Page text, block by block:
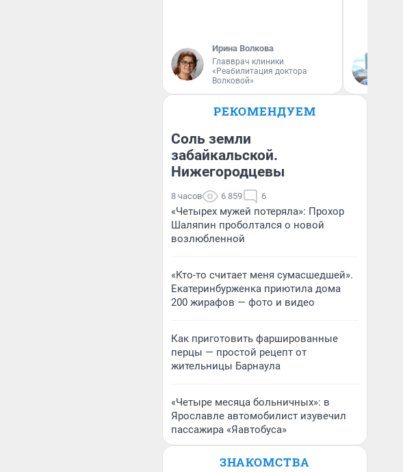
Ирина Волкова
Главврач клиники
«Реабилитация доктора
Волковой»
РЕКОМЕНДУЕМ
Соль земли
забайкальской.
Нижегородцевы
8 часов 6 859 6
«Четырех мужей потеряла»: Прохор
Шаляпин проболтался о новой
возлюбленной
«Кто-то считает меня сумасшедшей».
Екатеринбурженка приютила дома
200 жирафов — фото и видео
Как приготовить фаршированные
перцы — простой рецепт от
жительницы Барнаула
«Четыре месяца больничных»: в
Ярославле автомобилист изувечил
пассажира «Яавтобуса»
ЗНАКОМСТВА